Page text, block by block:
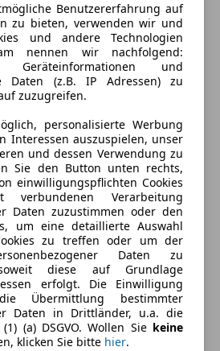
Benzin
Silber
Silber
Metallic
Blau
Benutzererfahrung auf
zu bieten, verwenden wir und
und andere Technologien
nennen wir nachfolgend:
Geräteinformationen und
Daten (z.B. IP Adressen) zu
zuzugreifen.
personalisierte Werbung
Interessen auszuspielen, unser
und dessen Verwendung zu
Sie den Button unten rechts,
einwilligungspflichten Cookies
Verarbeitung
Daten zuzustimmen oder den
um eine detaillierte Auswahl
zu treffen oder um der
Daten zu
diese auf Grundlage
erfolgt. Die Einwilligung
Übermittlung bestimmter
Daten in Drittländer, u.a. die
(a) DSGVO. Wollen Sie keine
klicken Sie bitte hier.